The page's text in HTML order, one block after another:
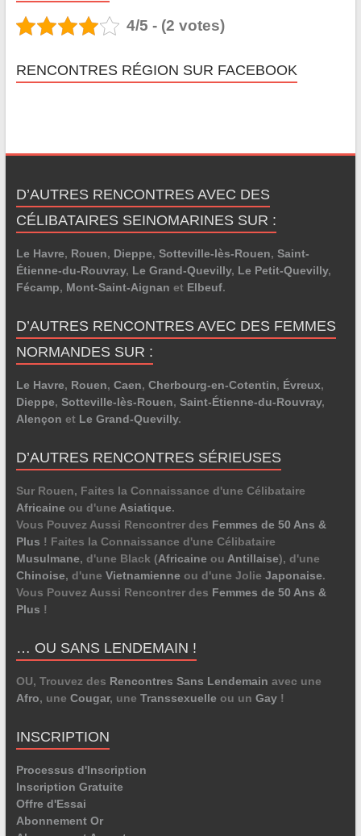
4/5 - (2 votes)
RENCONTRES RÉGION SUR FACEBOOK
D’AUTRES RENCONTRES AVEC DES
CÉLIBATAIRES SEINOMARINES SUR :
Le Havre, Rouen, Dieppe, Sotteville-lès-Rouen, Saint-
Étienne-du-Rouvray, Le Grand-Quevilly, Le Petit-Quevilly,
Fécamp, Mont-Saint-Aignan et Elbeuf.
D’AUTRES RENCONTRES AVEC DES FEMMES
NORMANDES SUR :
Le Havre, Rouen, Caen, Cherbourg-en-Cotentin, Évreux,
Dieppe, Sotteville-lès-Rouen, Saint-Étienne-du-Rouvray,
Alençon et Le Grand-Quevilly.
D’AUTRES RENCONTRES SÉRIEUSES
Sur Rouen, Faites la Connaissance d'une Célibataire
Africaine ou d'une Asiatique.
Vous Pouvez Aussi Rencontrer des Femmes de 50 Ans &
Plus ! Faites la Connaissance d'une Célibataire
Musulmane, d'une Black (Africaine ou Antillaise), d'une
Chinoise, d'une Vietnamienne ou d'une Jolie Japonaise.
Vous Pouvez Aussi Rencontrer des Femmes de 50 Ans &
Plus !
… OU SANS LENDEMAIN !
OU, Trouvez des Rencontres Sans Lendemain avec une
Afro, une Cougar, une Transsexuelle ou un Gay!
INSCRIPTION
Processus d'Inscription
Inscription Gratuite
Offre d'Essai
Abonnement Or